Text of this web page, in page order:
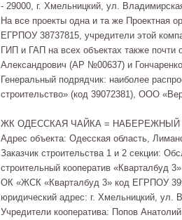
- 29000, г. Хмельницкий, ул.
На все проекты одна и та же Проектная
ЕГРПОУ 38737815, учредители этой
ГИП и ГАП на всех объектах также почти
Александрович (АР №00637) и
Генеральный подрядчик: наиболее
строительство» (код 39072381), ООО
ЖК ОДЕССКАЯ ЧАЙКА = НАБЕРЕЖНЫЙ
Адрес объекта: Одесская область,
Заказчик строительства 1 и 2 секции:
строительный кооператив «Кварталбуд 3»
ОК «ЖСК «Кварталбуд 3» код ЕГРПОУ
юридический адрес: г. Хмельницкий, ул.
Учредители кооператива: Попов